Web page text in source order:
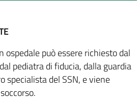
ospedale può essere richiesto dal
pediatra di fiducia, dalla guardia
specialista del SSN, e viene